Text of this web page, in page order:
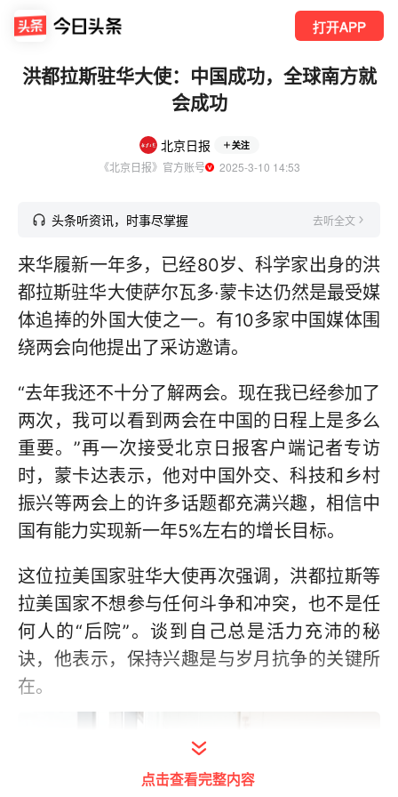
打开APP
洪都拉斯驻华大使：中国成功，全球南方就
会成功
北京日报 关注
《北京日报》官方账号
  2025-3-10 14:53
头条听资讯，时事尽掌握 去听全文
来华履新一年多，已经80岁、科学家出身的洪
都拉斯驻华大使萨尔瓦多·蒙卡达仍然是最受媒
体追捧的外国大使之一。有10多家中国媒体围
绕两会向他提出了采访邀请。
“去年我还不十分了解两会。现在我已经参加了
两次，我可以看到两会在中国的日程上是多么
重要。”再一次接受北京日报客户端记者专访
时，蒙卡达表示，他对中国外交、科技和乡村
振兴等两会上的许多话题都充满兴趣，相信中
国有能力实现新一年5%左右的增长目标。
这位拉美国家驻华大使再次强调，洪都拉斯等
拉美国家不想参与任何斗争和冲突，也不是任
何人的“后院”。谈到自己总是活力充沛的秘
诀，他表示，保持兴趣是与岁月抗争的关键所
在。
点击查看完整内容